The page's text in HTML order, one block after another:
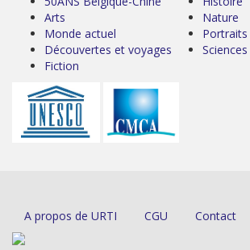
Arts
Monde actuel
Découvertes et voyages
Fiction
Nature
Portraits
A propos de URTI CGU Contact